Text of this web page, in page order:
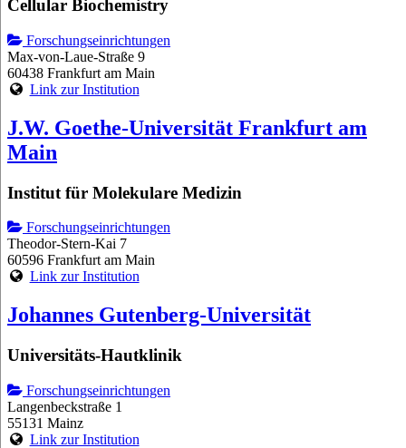
Cellular Biochemistry
Forschungseinrichtungen
Max-von-Laue-Straße 9
60438 Frankfurt am Main
Link zur Institution
J.W. Goethe-Universität Frankfurt am
Main
Institut für Molekulare Medizin
Forschungseinrichtungen
Theodor-Stern-Kai 7
60596 Frankfurt am Main
Link zur Institution
Johannes Gutenberg-Universität
Universitäts-Hautklinik
Forschungseinrichtungen
Langenbeckstraße 1
55131 Mainz
Link zur Institution